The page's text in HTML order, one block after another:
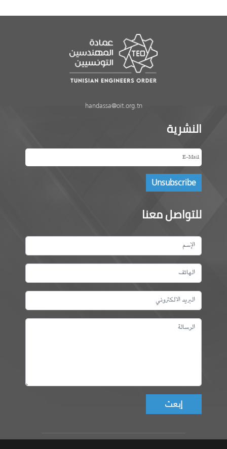
handassa@oit.org.tn
النشرية
للتواصل معنا